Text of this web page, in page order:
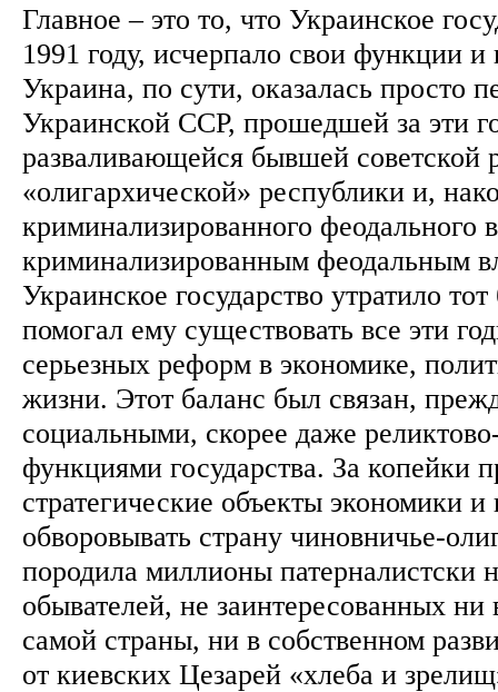
Главное – это то, что Украинское
1991 году, исчерпало свои функции
Украина, по сути, оказалась просто
Украинской ССР, прошедшей за эти
разваливающейся бывшей советской
«олигархической» республики и,
криминализированного феодального
криминализированным феодальным
Украинское государство утратило
помогал ему существовать все эти
серьезных реформ в экономике,
жизни. Этот баланс был связан,
социальными, скорее даже
функциями государства. За копейки
стратегические объекты экономики
обворовывать страну чиновничье-
породила миллионы патерналистски
обывателей, не заинтересованных ни
самой страны, ни в собственном
от киевских Цезарей «хлеба и